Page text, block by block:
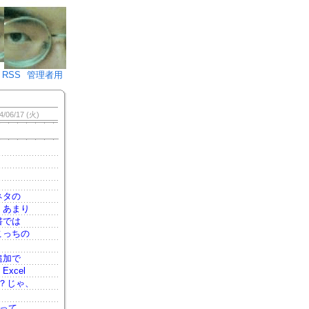
♪)÷2
RSS 管理者用
06/17 (火)
タの
まり
では
っちの
加で
じゃ、